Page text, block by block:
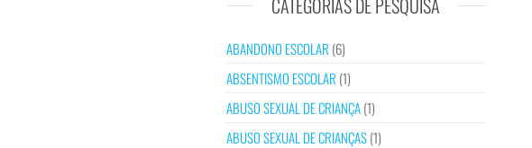
CATEGORIAS DE PESQUISA
ABANDONO ESCOLAR (6)
ABSENTISMO ESCOLAR (1)
ABUSO SEXUAL DE CRIANÇA(1)
ABUSO SEXUAL DE CRIANÇAS(1)